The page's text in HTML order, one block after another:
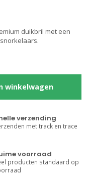
duikbril met een
winkelwagen
verzending
met track en trace
voorraad
producten standaard op